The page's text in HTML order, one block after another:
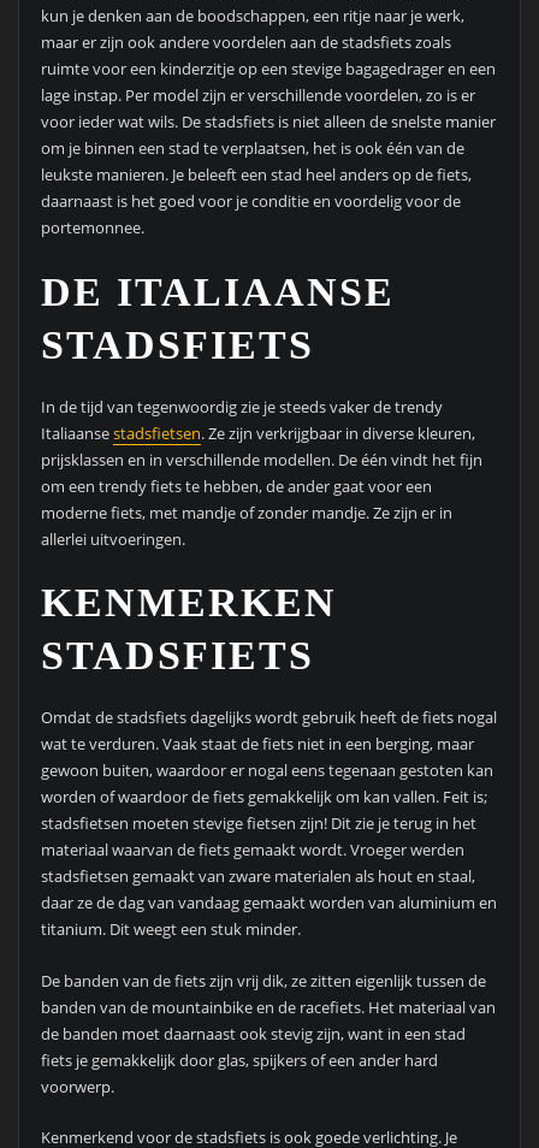
kun je denken aan de boodschappen, een ritje naar je werk,
maar er zijn ook andere voordelen aan de stadsfiets zoals
ruimte voor een kinderzitje op een stevige bagagedrager en een
lage instap. Per model zijn er verschillende voordelen, zo is er
voor ieder wat wils. De stadsfiets is niet alleen de snelste manier
om je binnen een stad te verplaatsen, het is ook één van de
leukste manieren. Je beleeft een stad heel anders op de fiets,
daarnaast is het goed voor je conditie en voordelig voor de
portemonnee.
DE ITALIAANSE
STADSFIETS
In de tijd van tegenwoordig zie je steeds vaker de trendy
Italiaansestadsfietsen. Ze zijn verkrijgbaar in diverse kleuren,
prijsklassen en in verschillende modellen. De één vindt het fijn
om een trendy fiets te hebben, de ander gaat voor een
moderne fiets, met mandje of zonder mandje. Ze zijn er in
allerlei uitvoeringen.
KENMERKEN
STADSFIETS
Omdat de stadsfiets dagelijks wordt gebruik heeft de fiets nogal
wat te verduren. Vaak staat de fiets niet in een berging, maar
gewoon buiten, waardoor er nogal eens tegenaan gestoten kan
worden of waardoor de fiets gemakkelijk om kan vallen. Feit is;
stadsfietsen moeten stevige fietsen zijn! Dit zie je terug in het
materiaal waarvan de fiets gemaakt wordt. Vroeger werden
stadsfietsen gemaakt van zware materialen als hout en staal,
daar ze de dag van vandaag gemaakt worden van aluminium en
titanium. Dit weegt een stuk minder.
De banden van de fiets zijn vrij dik, ze zitten eigenlijk tussen de
banden van de mountainbike en de racefiets. Het materiaal van
de banden moet daarnaast ook stevig zijn, want in een stad
fiets je gemakkelijk door glas, spijkers of een ander hard
voorwerp.
Kenmerkend voor de stadsfiets is ook goede verlichting. Je